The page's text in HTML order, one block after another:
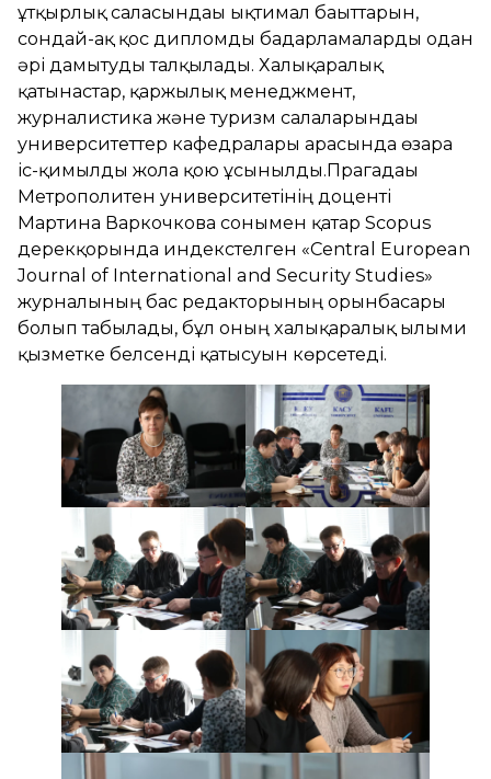
ұтқырлық саласындағы ықтимал бағыттарын,
сондай-ақ қос дипломды бағдарламаларды одан
әрі дамытуды талқылады. Халықаралық
қатынастар, қаржылық менеджмент,
журналистика және туризм салаларындағы
университеттер кафедралары арасында өзара
іс-қимылды жолға қою ұсынылды.Прагадағы
Метрополитен университетінің доценті
Мартина Варкочкова сонымен қатар Scopus
дерекқорында индекстелген «Central European
Journal of International and Security Studies»
журналының бас редакторының орынбасары
болып табылады, бұл оның халықаралық ғылыми
қызметке белсенді қатысуын көрсетеді.